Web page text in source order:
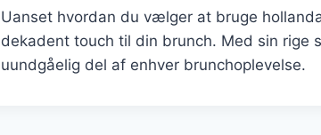
Uanset hvordan du vælger at bruge
dekadent touch til din brunch. Med sin rige
uundgåelig del af enhver brunchoplevelse.